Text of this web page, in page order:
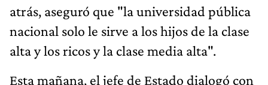
atrás, aseguró que "la universidad pública
nacional solo le sirve a los hijos de la clase
alta y los ricos y la clase media alta".
Esta mañana, el jefe de Estado dialogó con